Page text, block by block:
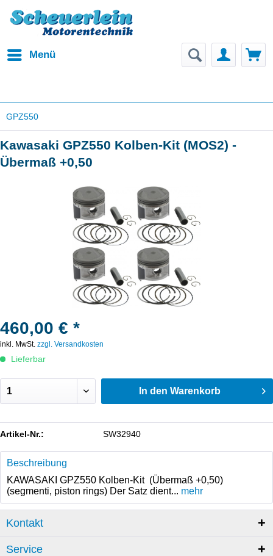
Menü
GPZ550
Kawasaki GPZ550 Kolben-Kit (MOS2) -
Übermaß +0,50
460,00 € *
inkl. MwSt. zzgl. Versandkosten
Lieferbar
In den Warenkorb
Artikel-Nr.: SW32940
Beschreibung
KAWASAKI GPZ550 Kolben-Kit (Übermaß +0,50)
(segmenti, piston rings) Der Satz dient... mehr
Kontakt
Service